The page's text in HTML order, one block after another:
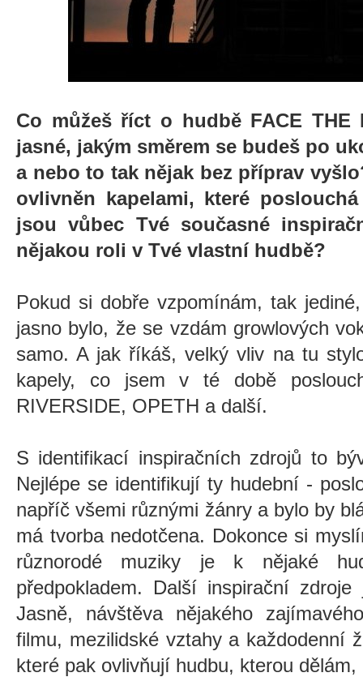
Co můžeš říct o hudbě FACE
jasné, jakým směrem se budeš po
a nebo to tak nějak bez příprav
ovlivněn kapelami, které
jsou vůbec Tvé současné
nějakou roli v Tvé vlastní hudbě?
Pokud si dobře vzpomínám, tak
jasno bylo, že se vzdám growlových
samo. A jak říkáš, velký vliv na tu
kapely, co jsem v té době
RIVERSIDE, OPETH a další.
S identifikací inspiračních zdrojů to
Nejlépe se identifikují ty hudební -
napříč všemi různými žánry a bylo by
má tvorba nedotčena. Dokonce si
různorodé muziky je k nějaké
předpokladem. Další inspirační
Jasně, návštěva nějakého
filmu, mezilidské vztahy a každodenní
které pak ovlivňují hudbu, kterou